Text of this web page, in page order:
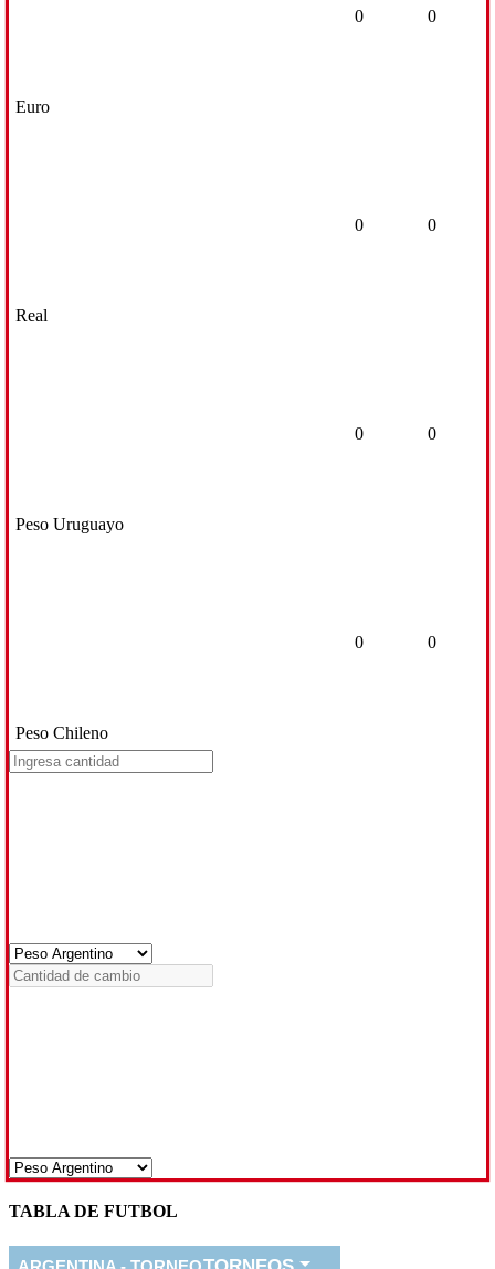
Euro
0 0
Real
0 0
Peso Uruguayo
0 0
Peso Chileno
0 0
TABLA DE FUTBOL